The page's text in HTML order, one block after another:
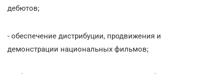
дебютов;
- обеспечение дистрибуции, продвижения и
демонстрации национальных фильмов;